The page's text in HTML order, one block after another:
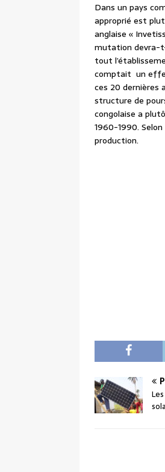
Dans un pays
approprié est
anglaise «
mutation devra-
tout
comptait un
ces 20 dernières
structure de
congolaise a
1960-1990.
production.